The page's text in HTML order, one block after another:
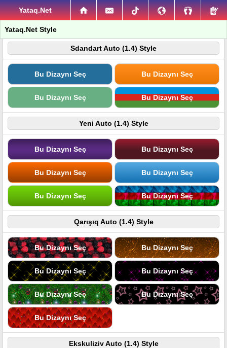
Yataq.Net
Yataq.Net Style
Sdandart Auto (1.4) Style
Bu Dizaynı Seç Bu Dizaynı Seç
Bu Dizaynı Seç Bu Dizaynı Seç
Yeni Auto (1.4) Style
Bu Dizaynı Seç Bu Dizaynı Seç
Bu Dizaynı Seç Bu Dizaynı Seç
Bu Dizaynı Seç Bu Dizaynı Seç
Qarışıq Auto (1.4) Style
Bu Dizaynı Seç Bu Dizaynı Seç
Bu Dizaynı Seç Bu Dizaynı Seç
Bu Dizaynı Seç Bu Dizaynı Seç
Bu Dizaynı Seç
Ekskuliziv Auto (1.4) Style